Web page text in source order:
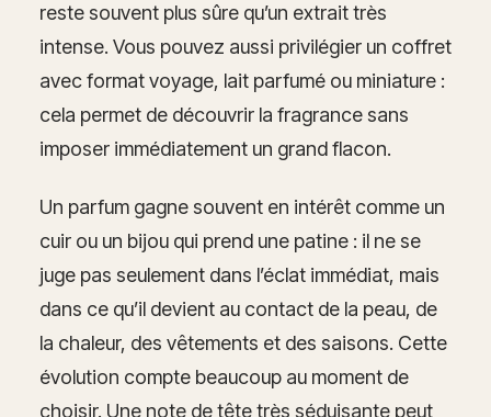
reste souvent plus sûre qu’un extrait très
intense. Vous pouvez aussi privilégier un coffret
avec format voyage, lait parfumé ou miniature :
cela permet de découvrir la fragrance sans
imposer immédiatement un grand flacon.
Un parfum gagne souvent en intérêt comme un
cuir ou un bijou qui prend une patine : il ne se
juge pas seulement dans l’éclat immédiat, mais
dans ce qu’il devient au contact de la peau, de
la chaleur, des vêtements et des saisons. Cette
évolution compte beaucoup au moment de
choisir. Une note de tête très séduisante peut